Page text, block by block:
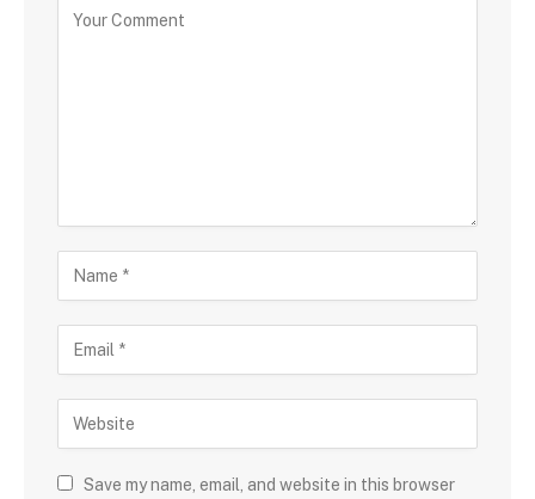
Save my name, email, and website in this browser